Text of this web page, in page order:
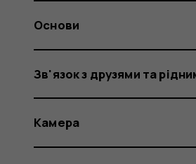
Основи
Зв'язок з друзями та
Камера